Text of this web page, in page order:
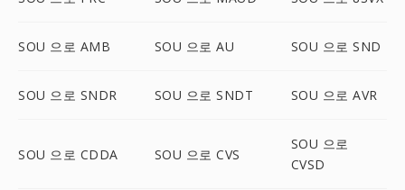
SOU 으로 AMB SOU 으로 AU SOU 으로 SND
SOU 으로 SNDR SOU 으로 SNDT SOU 으로 AVR
SOU 으로 CDDA SOU 으로 CVS
SOU 으로
CVSD